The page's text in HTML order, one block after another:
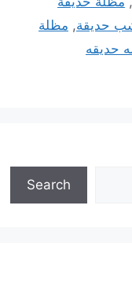
حديقة, مظلة
حديقه
Search